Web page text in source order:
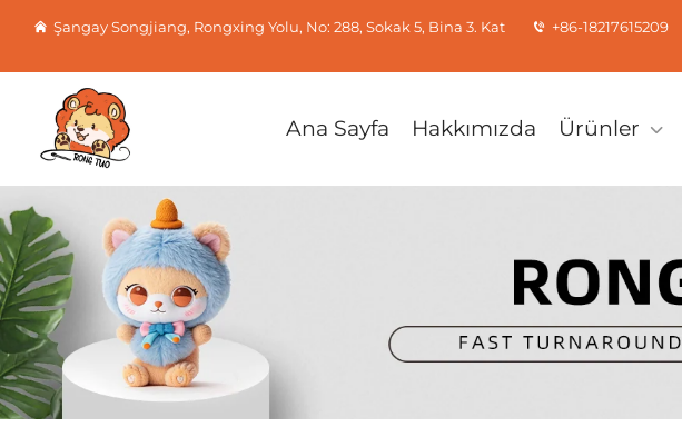
Şangay Songjiang, Rongxing Yolu, No: 288, Sokak 5, Bina 3. Kat +86-18217615209
Ana Sayfa Hakkımızda Ürünler